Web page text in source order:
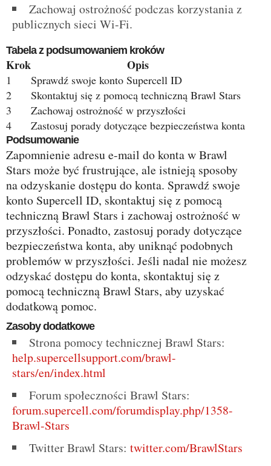
Zachowaj ostrożność podczas korzystania z
publicznych sieci Wi-Fi.
Tabela z podsumowaniem kroków
Krok Opis
1
Sprawdź swoje konto Supercell ID
2
Skontaktuj się z pomocą techniczną Brawl Stars
3
Zachowaj ostrożność w przyszłości
4
Zastosuj porady dotyczące bezpieczeństwa konta
Podsumowanie
Zapomnienie adresu e-mail do konta w Brawl
Stars może być frustrujące, ale istnieją sposoby
na odzyskanie dostępu do konta. Sprawdź swoje
konto Supercell ID, skontaktuj się z pomocą
techniczną Brawl Stars i zachowaj ostrożność w
przyszłości. Ponadto, zastosuj porady dotyczące
bezpieczeństwa konta, aby uniknąć podobnych
problemów w przyszłości. Jeśli nadal nie możesz
odzyskać dostępu do konta, skontaktuj się z
pomocą techniczną Brawl Stars, aby uzyskać
dodatkową pomoc.
Zasoby dodatkowe
Strona pomocy technicznej Brawl Stars:
help.supercellsupport.com/brawl-
stars/en/index.html
Forum społeczności Brawl Stars:
forum.supercell.com/forumdisplay.php/1358-
Brawl-Stars
Twitter Brawl Stars: twitter.com/BrawlStars